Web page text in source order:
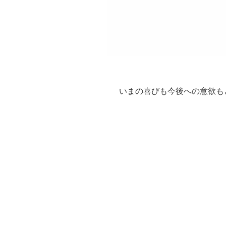
いまの喜びも今後への意欲